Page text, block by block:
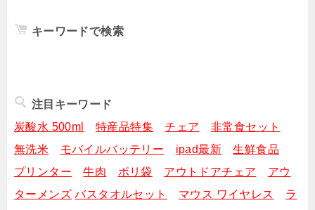
キーワードで検索
注目キーワード
炭酸水 500ml
特産品特集 チェア
非常食セット
無洗米
モバイルバッテリー ipad最新
生鮮食品
プリンター
牛肉 ポリ袋 アウトドアチェア
アウ
ターメンズ バスタオルセット マウス ワイヤレス
ラ